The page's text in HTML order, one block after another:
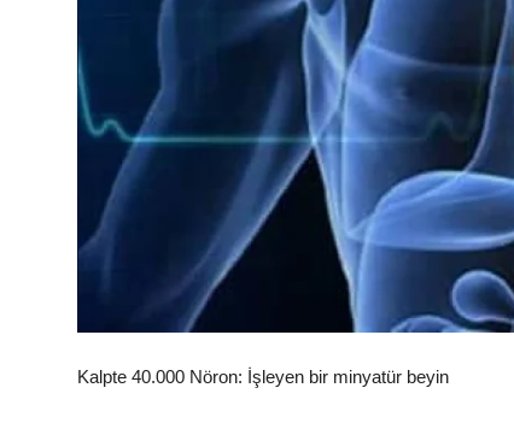
Kalpte 40.000 Nöron: İşleyen bir minyatür beyin